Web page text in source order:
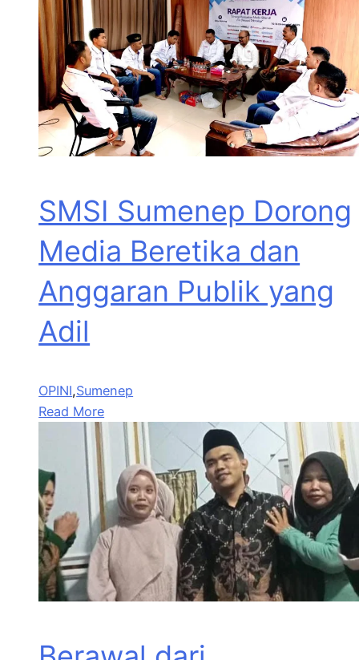
SMSI Sumenep Dorong
Media Beretika dan
Anggaran Publik yang
Adil
OPINI,Sumenep
Read More